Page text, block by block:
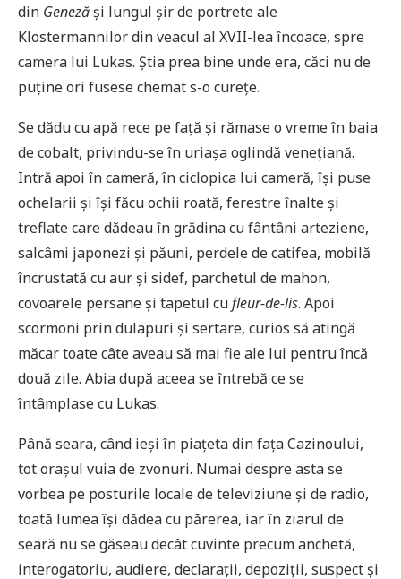
din Genezăși lungul șir de portrete ale
Klostermannilor din veacul al XVII-lea încoace, spre
camera lui Lukas. Știa prea bine unde era, căci nu de
puține ori fusese chemat s-o curețe.
Se dădu cu apă rece pe față și rămase o vreme în baia
de cobalt, privindu-se în uriașa oglindă venețiană.
Intră apoi în cameră, în ciclopica lui cameră, își puse
ochelarii și își făcu ochii roată, ferestre înalte și
treflate care dădeau în grădina cu fântâni arteziene,
salcâmi japonezi și păuni, perdele de catifea, mobilă
încrustată cu aur și sidef, parchetul de mahon,
covoarele persane și tapetul cufleur-de-lis. Apoi
scormoni prin dulapuri și sertare, curios să atingă
măcar toate câte aveau să mai fie ale lui pentru încă
două zile. Abia după aceea se întrebă ce se
întâmplase cu Lukas.
Până seara, când ieși în piațeta din fața Cazinoului,
tot orașul vuia de zvonuri. Numai despre asta se
vorbea pe posturile locale de televiziune și de radio,
toată lumea își dădea cu părerea, iar în ziarul de
seară nu se găseau decât cuvinte precum anchetă,
interogatoriu, audiere, declarații, depoziții, suspect și